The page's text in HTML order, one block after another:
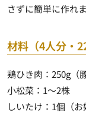
さずに簡単に作れま
材料（4人分・
鶏ひき肉：250g（
小松菜：1～2株
しいたけ：1個（お